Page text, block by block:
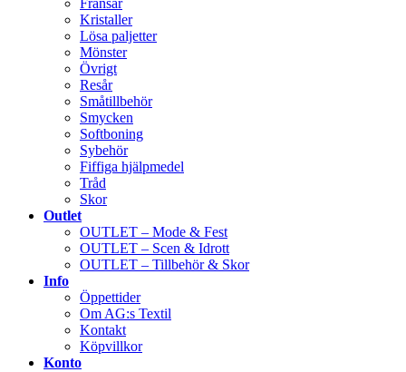
Fransar
Kristaller
Lösa paljetter
Mönster
Övrigt
Resår
Småtillbehör
Smycken
Softboning
Sybehör
Fiffiga hjälpmedel
Tråd
Skor
Outlet
OUTLET – Mode & Fest
OUTLET – Scen & Idrott
OUTLET – Tillbehör & Skor
Info
Öppettider
Om AG:s Textil
Kontakt
Köpvillkor
Konto